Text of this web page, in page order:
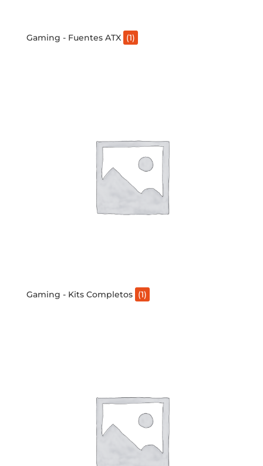
Gaming - Fuentes ATX (1)
Gaming - Kits Completos (1)